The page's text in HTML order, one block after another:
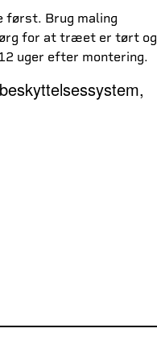
først. Brug maling
for at træet er tørt og
uger efter montering.